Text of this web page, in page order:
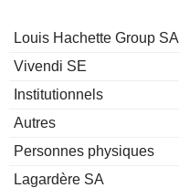
Louis Hachette Group SA
Vivendi SE
Institutionnels
Autres
Personnes physiques
Lagardère SA